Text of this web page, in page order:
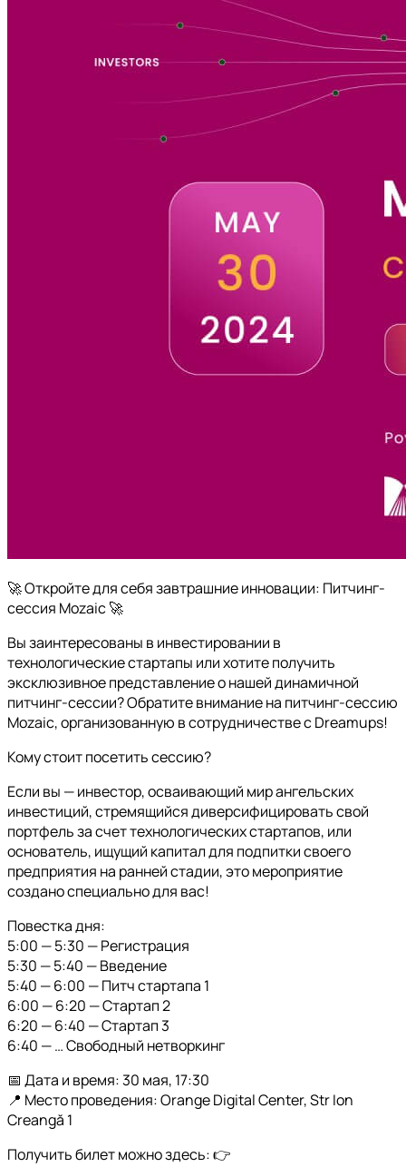
🚀 Откройте для себя завтрашние инновации: Питчинг-
сессия Mozaic 🚀
Вы заинтересованы в инвестировании в
технологические стартапы или хотите получить
эксклюзивное представление о нашей динамичной
питчинг-сессии? Обратите внимание на питчинг-сессию
Mozaic, организованную в сотрудничестве с Dreamups!
Кому стоит посетить сессию?
Если вы — инвестор, осваивающий мир ангельских
инвестиций, стремящийся диверсифицировать свой
портфель за счет технологических стартапов, или
основатель, ищущий капитал для подпитки своего
предприятия на ранней стадии, это мероприятие
создано специально для вас!
Повестка дня:
5:00 — 5:30 — Регистрация
5:30 — 5:40 — Введение
5:40 — 6:00 — Питч стартапа 1
6:00 — 6:20 — Стартап 2
6:20 — 6:40 — Стартап 3
6:40 — … Свободный нетворкинг
📅 Дата и время: 30 мая, 17:30
📍 Место проведения: Orange Digital Center, Str Ion
Creangă 1
Получить билет можно здесь: 👉